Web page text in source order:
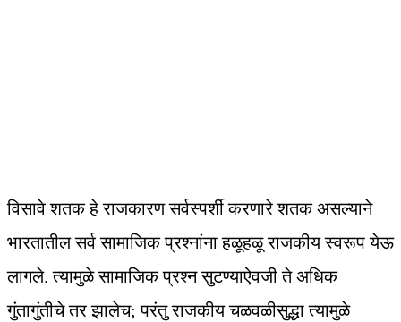
विसावे शतक हे राजकारण सर्वस्पर्शी करणारे शतक असल्याने
भारतातील सर्व सामाजिक प्रश्‍नांना हळूहळू राजकीय स्वरूप येऊ
लागले. त्यामुळे सामाजिक प्रश्‍न सुटण्याऐवजी ते अधिक
गुंतागुंतीचे तर झालेच; परंतु राजकीय चळवळीसुद्धा त्यामुळे